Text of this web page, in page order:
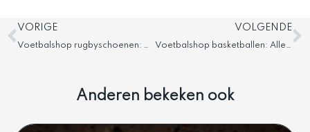
Vorige
VORIGE
Voetbalshop rugbyschoenen: Vind de beste schoenen
VOLGENDE
Voetbalshop basketballen: Alles over benodigdheden
Anderen bekeken ook